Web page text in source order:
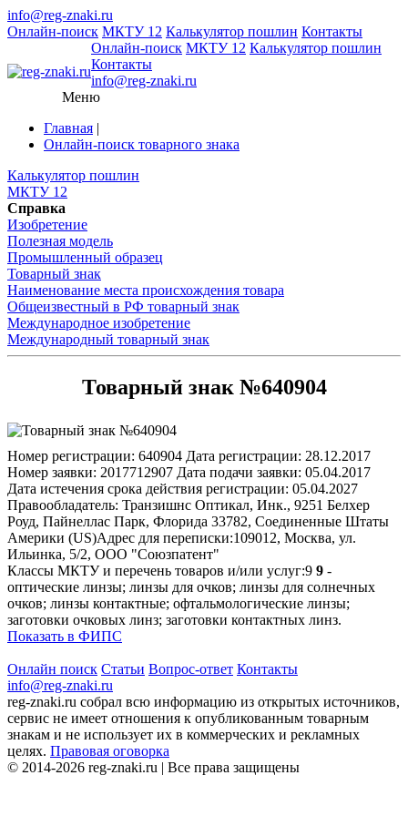
info@reg-znaki.ru
Онлайн-поиск МКТУ 12 Калькулятор пошлин Контакты
Онлайн-поиск МКТУ 12 Калькулятор пошлин
Контакты
info@reg-znaki.ru
Меню
Главная |
Онлайн-поиск товарного знака
Калькулятор пошлин
МКТУ 12
Справка
Изобретение
Полезная модель
Промышленный образец
Товарный знак
Наименование места происхождения товара
Общеизвестный в РФ товарный знак
Международное изобретение
Международный товарный знак
Товарный знак №640904
Номер регистрации: 640904 Дата регистрации: 28.12.2017
Номер заявки: 2017712907 Дата подачи заявки: 05.04.2017
Дата истечения срока действия регистрации: 05.04.2027
Правообладатель: Транзишнс Оптикал, Инк., 9251 Белхер
Роуд, Пайнеллас Парк, Флорида 33782, Соединенные Штаты
Америки (US)Адрес для переписки:109012, Москва, ул.
Ильинка, 5/2, ООО "Союзпатент"
Классы МКТУ и перечень товаров и/или услуг:9 9 -
оптические линзы; линзы для очков; линзы для солнечных
очков; линзы контактные; офтальмологические линзы;
заготовки очковых линз; заготовки контактных линз.
Показать в ФИПС
Онлайн поиск Статьи Вопрос-ответ Контакты
info@reg-znaki.ru
reg-znaki.ru собрал всю информацию из открытых источников,
сервис не имеет отношения к опубликованным товарным
знакам и не использует их в коммерческих и рекламных
целях. Правовая оговорка
© 2014-2026 reg-znaki.ru | Все права защищены